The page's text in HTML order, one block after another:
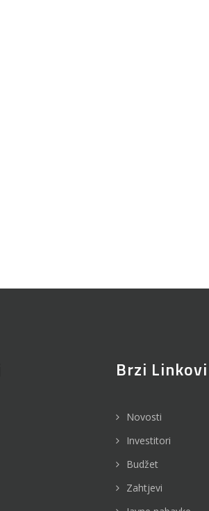
Brzi Linkovi
Novosti
Investitori
Budžet
Zahtjevi